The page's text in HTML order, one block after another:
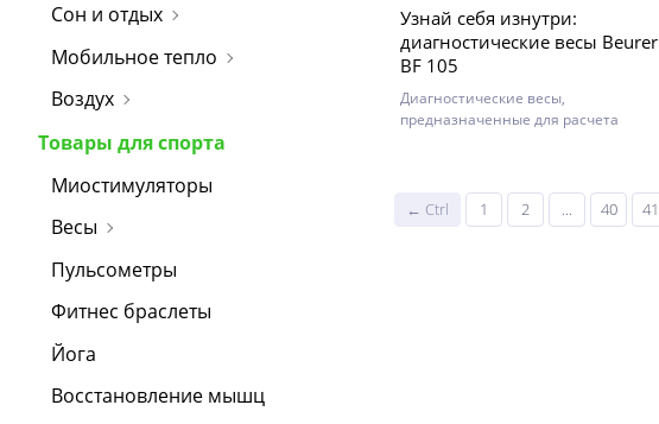
Сон и отдых
Мобильное тепло
Воздух
Товары для спорта
Миостимуляторы
Весы
Пульсометры
Фитнес браслеты
Йога
Восстановление мышц
Узнай себя изнутри:
диагностические весы Beurer
BF 105
Диагностические весы,
предназначенные для расчета
← Ctrl 1 2 ... 40 41